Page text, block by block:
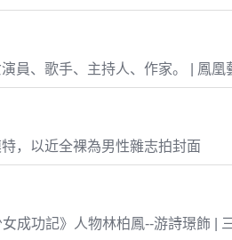
員、歌手、主持人、作家。 | 鳳凰
，以近全裸為男性雜志拍封面
成功記》人物林柏鳳--游詩璟飾 |